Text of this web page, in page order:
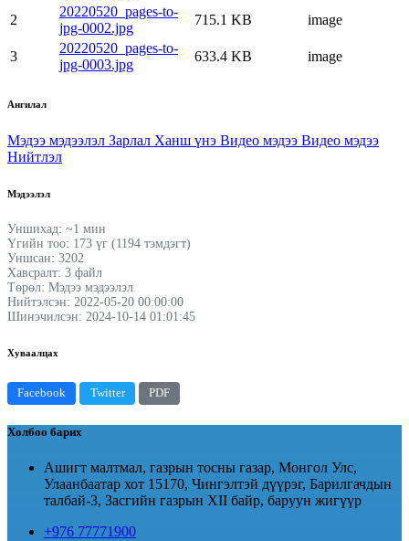
2
20220520_pages-to-
jpg-0002.jpg
715.1 KB image
3
20220520_pages-to-
jpg-0003.jpg
633.4 KB image
Ангилал
Мэдээ мэдээлэл Зарлал Ханш үнэ Видео мэдээ Видео мэдээ
Нийтлэл
Мэдээлэл
Уншихад: ~1 мин
Үгийн тоо: 173 үг (1194 тэмдэгт)
Уншсан: 3202
Хавсралт: 3 файл
Төрөл: Мэдээ мэдээлэл
Нийтэлсэн: 2022-05-20 00:00:00
Шинэчилсэн: 2024-10-14 01:01:45
Хуваалцах
Facebook Twitter PDF
Холбоо барих
Ашигт малтмал, газрын тосны газар, Монгол Улс,
Улаанбаатар хот 15170, Чингэлтэй дүүрэг, Барилгачдын
талбай-3, Засгийн газрын XII байр, баруун жигүүр
+976 77771900